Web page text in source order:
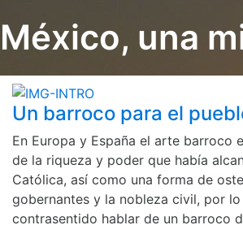
México, una
Un barroco para el
En Europa y España el arte barroco
de la riqueza y poder que había
Católica, así como una forma de
gobernantes y la nobleza civil, por lo
contrasentido hablar de un barroco